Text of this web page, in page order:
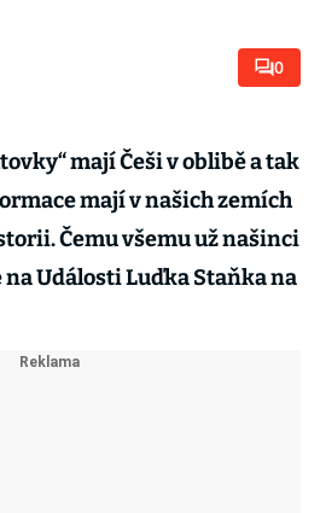
0
mají Češi v oblibě a tak
mají v našich zemích
Čemu všemu už našinci
Události Luďka Staňka na